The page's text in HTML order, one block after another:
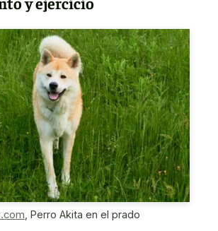
Perro Akita en el prado